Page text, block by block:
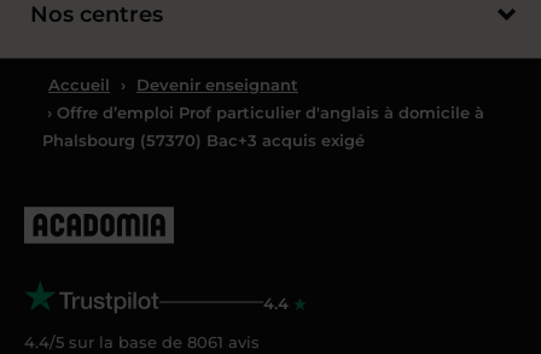
Nos centres
Accueil ›
Devenir enseignant
› Offre d’emploi Prof particulier d'anglais à domicile à
Phalsbourg (57370) Bac+3 acquis exigé
4.4
4.4/5 sur la base de 8061 avis